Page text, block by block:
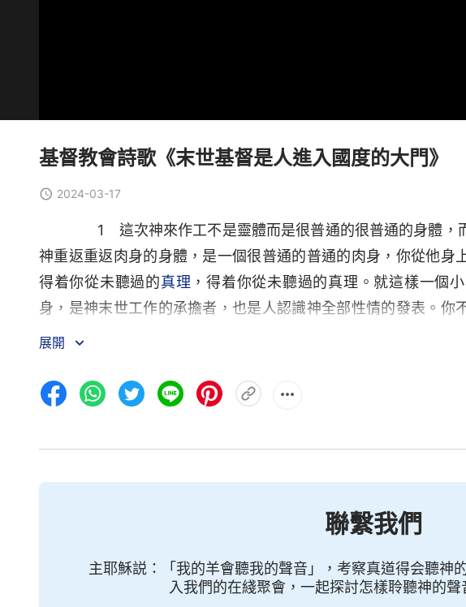
基督教會詩歌《末世基督是人進入國度的大門》
2024-03-17
1 這次神來作工不是靈體而是很普通的很普通的身體，
神重返重返肉身的身體，是一個很普通的普通的肉身，你從他身
得着你從未聽過的真理 ，得着你從未聽過的真理。就這樣一個
身，是神末世工作的承擔者，也是人認識神全部性情的發表。你
了解天上的神嗎？你不是很想看看人類的歸宿嗎？他會告訴你這
的嚮導。
的所作所為能使你測度不透，但他所作工作的一切目標使你足以
他雙眼猶如火焰，雖然你不能受到他鐵杖的管制，但你能從他的
——《話・卷一 神的顯現與作工
展開
聯繫我們
主耶穌説：「我的羊會聽我的聲音」，考察真道得会聽神
入我們的在綫聚會，一起探討怎樣聆聽神的聲